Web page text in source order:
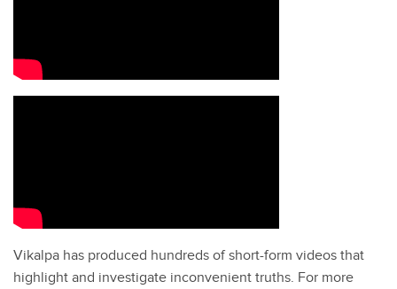
Vikalpa has produced hundreds of short-form videos that
highlight and investigate inconvenient truths. For more